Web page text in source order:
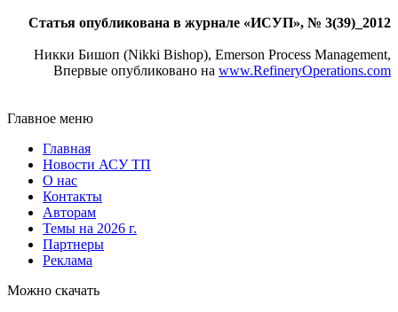
Статья опубликована в журнале «ИСУП», № 3(39)_2012
Никки Бишоп (Nikki Bishop), Emerson Process Management,
Впервые опубликовано на www.RefineryOperations.com
Главное меню
Главная
Новости АСУ ТП
О нас
Контакты
Авторам
Темы на 2026 г.
Партнеры
Реклама
Можно скачать